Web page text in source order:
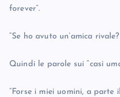
forever”.
“Se ho avuto un’amica
Quindi le parole sui “casi
“Forse i miei uomini, a parte